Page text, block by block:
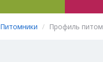
Питомники Профиль